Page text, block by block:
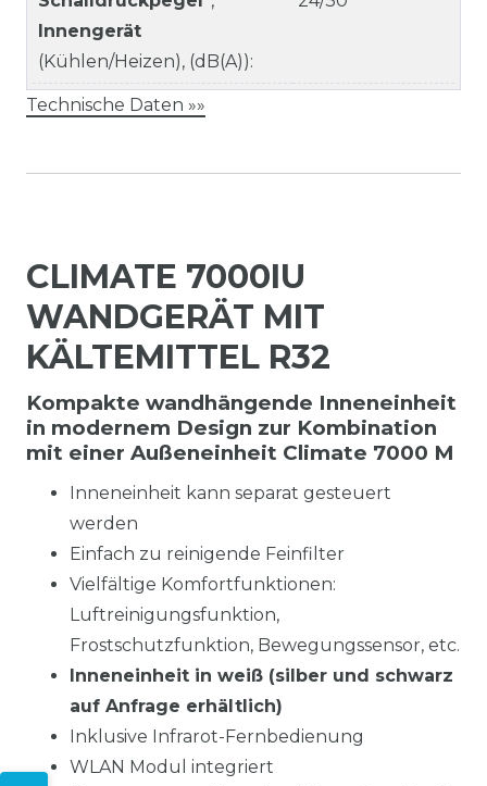
Innengerät
(Kühlen/Heizen), (dB(A)):
Technische Daten »»
CLIMATE 7000IU
WANDGERÄT MIT
KÄLTEMITTEL R32
Kompakte wandhängende Inneneinheit
in modernem Design zur Kombination
mit einer Außeneinheit Climate 7000 M
Inneneinheit kann separat gesteuert
werden
Einfach zu reinigende Feinfilter
Vielfältige Komfortfunktionen:
Luftreinigungsfunktion,
Frostschutzfunktion, Bewegungssensor, etc.
Inneneinheit in weiß (silber und schwarz
auf Anfrage erhältlich)
Inklusive Infrarot-Fernbedienung
WLAN Modul integriert